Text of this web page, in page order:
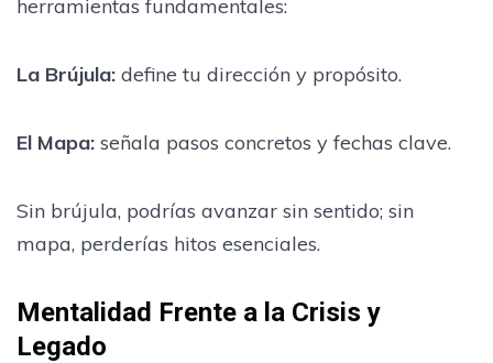
herramientas fundamentales:
La Brújula: define tu dirección y propósito.
El Mapa: señala pasos concretos y fechas clave.
Sin brújula, podrías avanzar sin sentido; sin
mapa, perderías hitos esenciales.
Mentalidad Frente a la Crisis y
Legado